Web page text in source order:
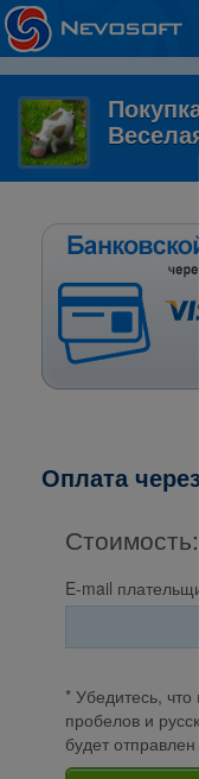
Оплата
Стоимость:
E-mail
* Убедитесь,
пробелов и
будет